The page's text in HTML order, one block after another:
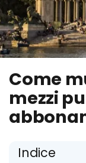
Come
mezzi
Indice